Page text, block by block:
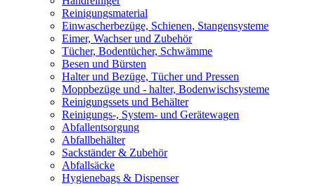
Reinigungsmaterial
Einwascherbezüge, Schienen, Stangensysteme
Eimer, Wachser und Zubehör
Tücher, Bodentücher, Schwämme
Besen und Bürsten
Halter und Bezüge, Tücher und Pressen
Moppbezüge und - halter, Bodenwischsysteme
Reinigungssets und Behälter
Reinigungs-, System- und Gerätewagen
Abfallentsorgung
Abfallbehälter
Sackständer & Zubehör
Abfallsäcke
Hygienebags & Dispenser